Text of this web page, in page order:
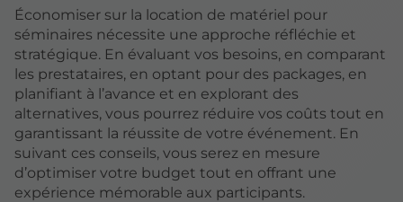
Économiser sur la location de matériel pour
séminaires nécessite une approche réfléchie et
stratégique. En évaluant vos besoins, en comparant
les prestataires, en optant pour des packages, en
planifiant à l’avance et en explorant des
alternatives, vous pourrez réduire vos coûts tout en
garantissant la réussite de votre événement. En
suivant ces conseils, vous serez en mesure
d’optimiser votre budget tout en offrant une
expérience mémorable aux participants.